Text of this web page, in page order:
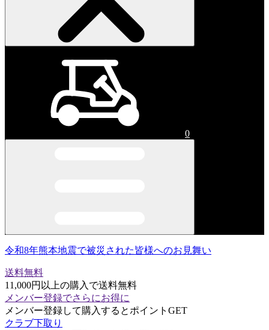
0
令和8年熊本地震で被災された皆様へのお見舞い
送料無料
11,000円以上の購入で送料無料
メンバー登録でさらにお得に
メンバー登録して購入するとポイントGET
クラブ下取り